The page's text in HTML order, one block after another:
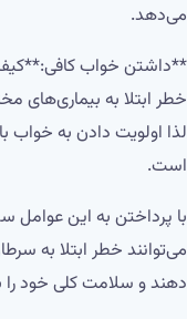
می‌دهد.
**داشتن خواب
خطر ابتلا به بیماری‌های
لذا اولویت دادن به خواب
است.
با پرداختن به این عوامل
می‌توانند خطر ابتلا به
دهند و سلامت کلی خود را